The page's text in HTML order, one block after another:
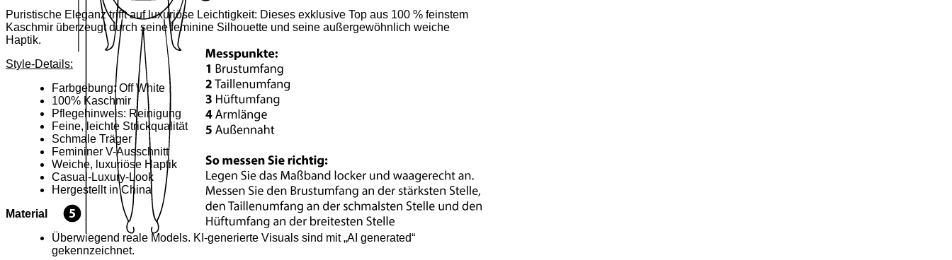
Puristische Eleganz trifft auf luxuriöse Leichtigkeit: Dieses exklusive Top aus 100 % feinstem
Kaschmir überzeugt durch seine feminine Silhouette und seine außergewöhnlich weiche
Haptik.
Style-Details:
Farbgebung: Off White
100% Kaschmir
Pflegehinweis: Reinigung
Feine, leichte Strickqualität
Schmale Träger
Femininer V-Ausschnitt
Weiche, luxuriöse Haptik
Casual-Luxury-Look
Hergestellt in China
Material
Überwiegend reale Models. KI-generierte Visuals sind mit „AI generated“
gekennzeichnet.